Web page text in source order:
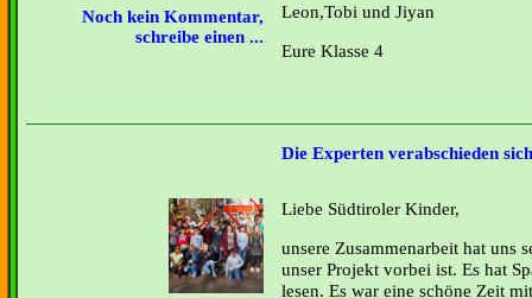
Noch kein Kommentar,
schreibe einen ...
Leon,Tobi und Jiyan
Eure Klasse 4
Die Experten verabschieden sich
Liebe Südtiroler Kinder,
unsere Zusammenarbeit hat uns
unser Projekt vorbei ist. Es hat
lesen. Es war eine schöne Zeit